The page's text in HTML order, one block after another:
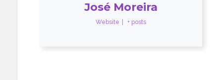
José Moreira
Website + posts